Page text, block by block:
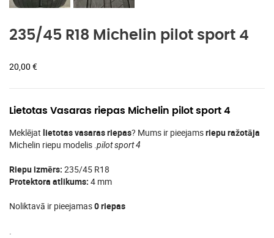
235/45 R18 Michelin pilot sport 4
20,00 €
Lietotas Vasaras riepas Michelin pilot sport 4
Meklējat lietotas vasaras riepas? Mums ir pieejamsriepu ražotāja
Michelin riepu modelis .pilot sport 4
Riepu izmērs: 235/45 R18
Protektora atlikums: 4 mm
Noliktavā ir pieejamas0 riepas
.